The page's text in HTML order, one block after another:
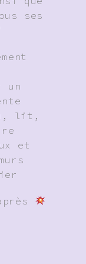
ses
un
lit,
et